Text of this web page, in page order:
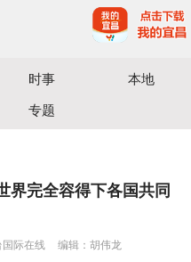
时事
本地
专题
界完全容得下各国共同
际在线 编辑：胡伟龙